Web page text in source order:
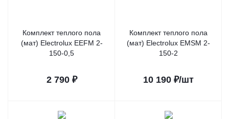
Комплект теплого пола
(мат) Electrolux EEFM 2-
150-0,5
2 790₽
Комплект теплого пола
(мат) Electrolux EMSM 2-
150-2
10 190 ₽/шт